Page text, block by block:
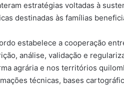
estratégias voltadas à
destinadas às famílias
estabelece a cooperação
análise, validação e
agrária e nos territórios
técnicas, bases